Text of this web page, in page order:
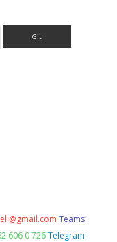
Teams:
606 0 726 Telegram: